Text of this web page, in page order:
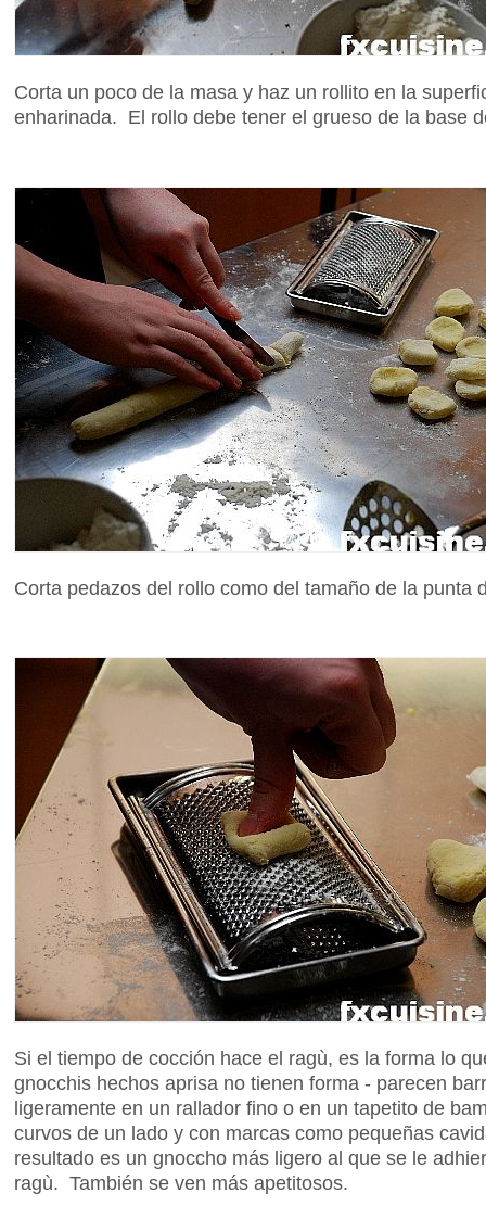
Corta un poco de la masa y haz un rollito en la
enharinada. El rollo debe tener el grueso de la base
Corta pedazos del rollo como del tamaño de la punta
Si el tiempo de cocción hace el ragù, es la forma lo
gnocchis hechos aprisa no tienen forma - parecen
ligeramente en un rallador fino o en un tapetito de
curvos de un lado y con marcas como pequeñas
resultado es un gnoccho más ligero al que se le
ragù. También se ven más apetitosos.